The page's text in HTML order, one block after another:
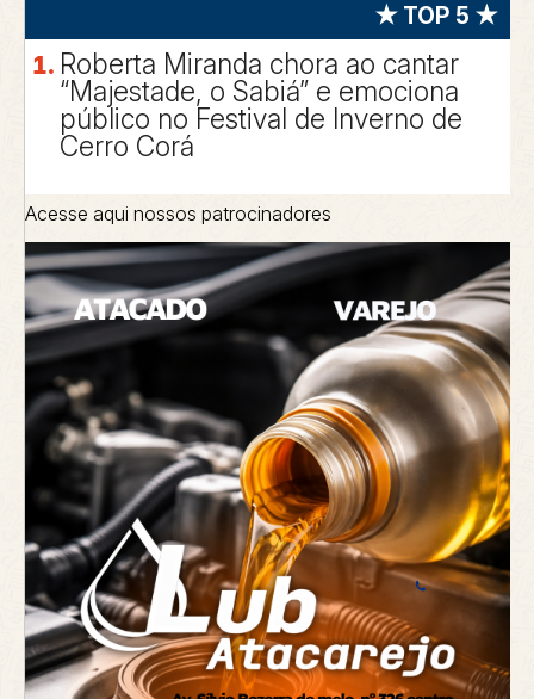
★ TOP 5 ★
Roberta Miranda chora ao cantar
“Majestade, o Sabiá” e emociona
público no Festival de Inverno de
Cerro Corá
Acesse aqui nossos patrocinadores